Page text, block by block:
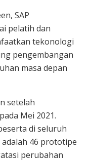
SAP
pelatih dan
tekonologi
pengembangan
masa depan
setelah
Mei 2021.
di seluruh
46 prototipe
perubahan